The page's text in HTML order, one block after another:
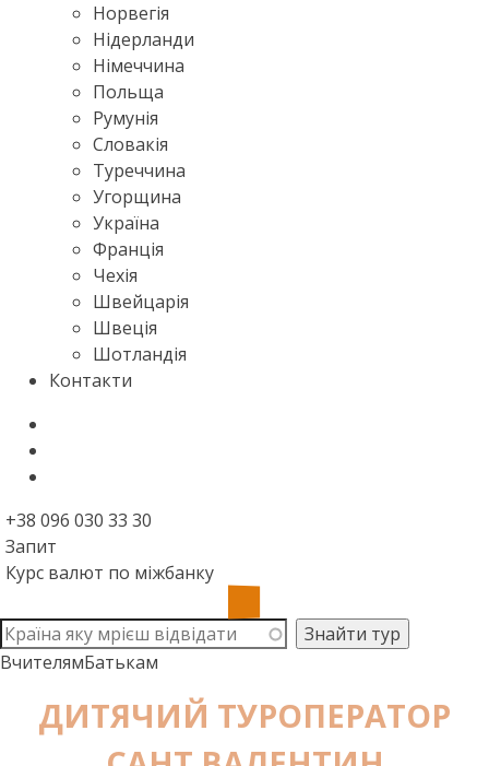
Норвегія
Нідерланди
Німеччина
Польща
Румунія
Словакія
Туреччина
Угорщина
Україна
Франція
Чехія
Швейцарія
Швеція
Шотландія
Контакти
+38 096 030 33 30
Запит
Курс валют по міжбанку
ВчителямБатькам
ДИТЯЧИЙ ТУРОПЕРАТОР